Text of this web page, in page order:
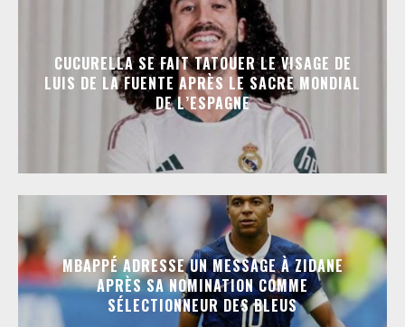
CUCURELLA SE FAIT TATOUER LE VISAGE DE
LUIS DE LA FUENTE APRÈS LE SACRE MONDIAL
DE L’ESPAGNE
MBAPPÉ ADRESSE UN MESSAGE À ZIDANE
APRÈS SA NOMINATION COMME
SÉLECTIONNEUR DES BLEUS